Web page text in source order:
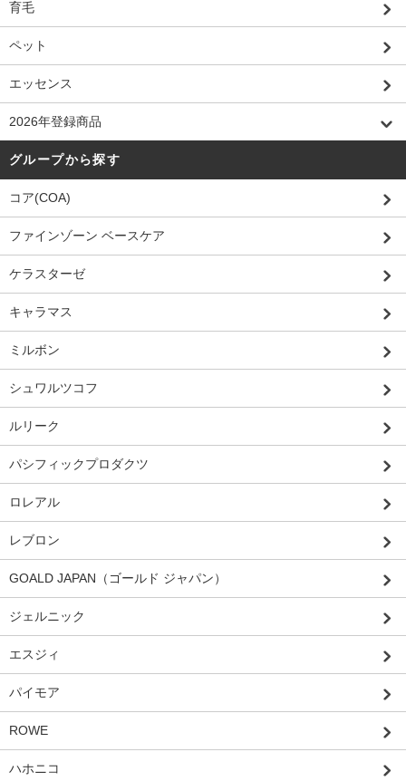
育毛
ペット
エッセンス
2026年登録商品
グループから探す
コア(COA)
ファインゾーン ベースケア
ケラスターゼ
キャラマス
ミルボン
シュワルツコフ
ルリーク
パシフィックプロダクツ
ロレアル
レブロン
GOALD JAPAN（ゴールド ジャパン）
ジェルニック
エスジィ
パイモア
ROWE
ハホニコ